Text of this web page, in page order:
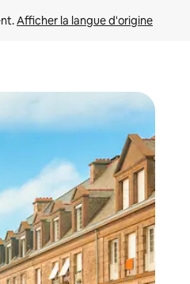
Afficher la langue d'origine